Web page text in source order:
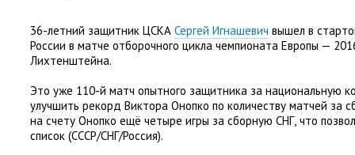
36-летний защитник ЦСКА Сергей Игнашевич вышел в
России в матче отборочного цикла чемпионата Европы —
Лихтенштейна.
Это уже 110-й матч опытного защитника за национальную
улучшить рекорд Виктора Онопко по количеству матчей за
на счету Онопко ещё четыре игры за сборную СНГ, что
список (СССР/СНГ/Россия).